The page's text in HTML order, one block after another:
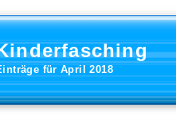
für April 2018